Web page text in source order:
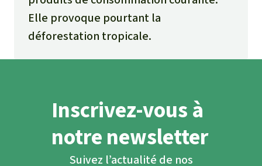
Elle provoque pourtant la
déforestation tropicale.
Inscrivez-vous à
notre newsletter
Suivez l’actualité de nos